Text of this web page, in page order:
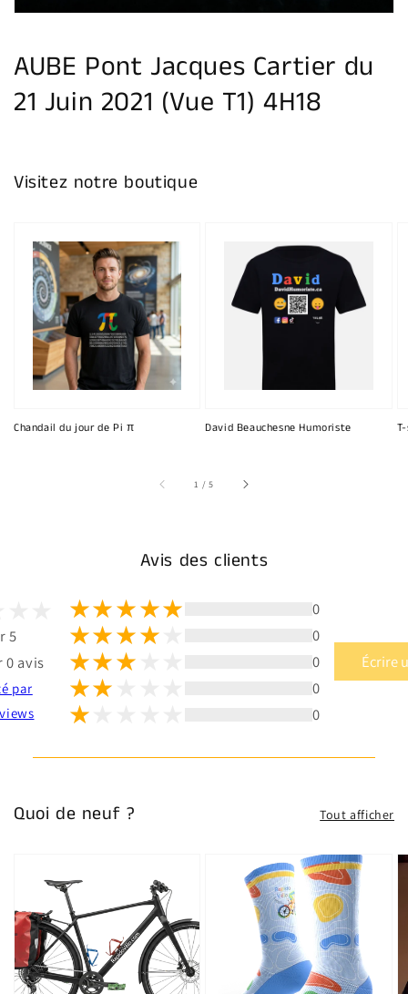
AUBE Pont Jacques Cartier du
21 Juin 2021 (Vue T1) 4H18
Visitez notre boutique
Chandail du jour de Pi π David Beauchesne Humoriste
1 /sur
5
Avis des clients
5
0 avis
par
0
0
0
0
0
Écrire
Quoi de neuf ? Tout afficher